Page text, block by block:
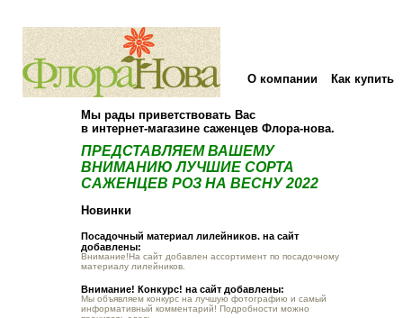
О компании Как купить
Мы рады приветствовать Вас
в интернет-магазине саженцев Флора-нова.
ПРЕДСТАВЛЯЕМ ВАШЕМУ
ВНИМАНИЮ ЛУЧШИЕ СОРТА
САЖЕНЦЕВ РОЗ НА ВЕСНУ 2022
Новинки
Посадочный материал лилейников. на сайт
добавлены:
Внимание!На сайт добавлен ассортимент по посадочному
материалу лилейников.
Внимание! Конкурс! на сайт добавлены:
Мы объявляем конкурс на лучшую фотографию и самый
информативный комментарий! Подробности можно